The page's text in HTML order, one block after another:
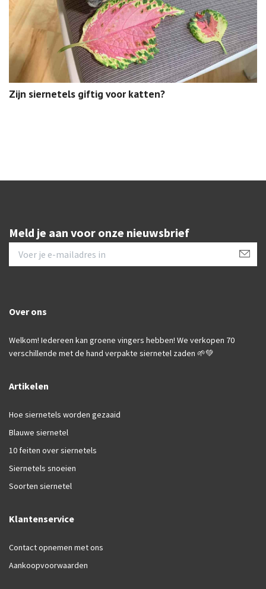
Zijn siernetels giftig voor katten?
Meld je aan voor onze nieuwsbrief
Over ons
Welkom! Iedereen kan groene vingers hebben! We verkopen 70
verschillende met de hand verpakte siernetel zaden 🌱💚
Artikelen
Hoe siernetels worden gezaaid
Blauwe siernetel
10 feiten over siernetels
Siernetels snoeien
Soorten siernetel
Klantenservice
Contact opnemen met ons
Aankoopvoorwaarden